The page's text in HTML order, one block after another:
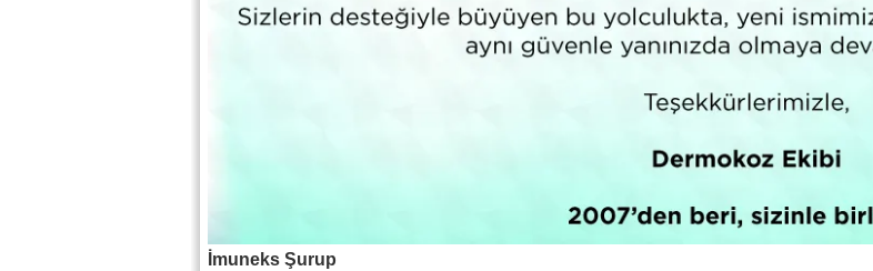
İmuneks Şurup